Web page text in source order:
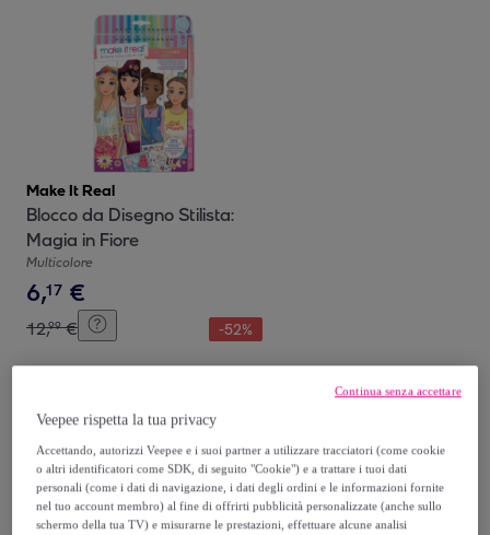
Make It Real
Blocco da Disegno Stilista:
Magia in Fiore
Multicolore
6,17 €
12,99 € -52%
Veepee rispetta la tua privacy
Accettando, autorizzi Veepee e i suoi partner a utilizzare tracciatori (come cookie
o altri identificatori come SDK, di seguito "Cookie") e a trattare i tuoi dati
personali (come i dati di navigazione, i dati degli ordini e le informazioni fornite
nel tuo account membro) al fine di offrirti pubblicità personalizzate (anche sullo
schermo della tua TV) e misurarne le prestazioni, effettuare alcune analisi
Continua senza accettare